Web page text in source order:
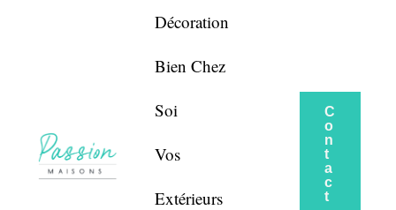
Décoration
Bien Chez
Soi
Vos
Extérieurs
C
o
n
t
a
c
t